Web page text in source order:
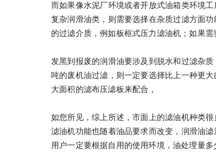
而如果像水泥厂环境或者开放式油箱类环境
复杂润滑油类，则需要选择在杂质过滤方面
的过滤介质，例如板框式压力滤油机；如果
发黑到报废的润滑油要涉及到脱水和过滤杂
吨的废机油过滤，则一定要选择比上一种更
大面积的滤布压滤板来配合，
如您所见，综上所述，市面上的滤油机种类
滤油机功能也随着油品要求而改变，润滑油
用户一定要根据自用的使用环境，油处理量